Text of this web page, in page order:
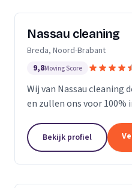
Nassau cleaning
Breda, Noord-Brabant
9,8Moving Score
Wij van Nassau cleaning
en zullen ons voor
Bekijk profiel